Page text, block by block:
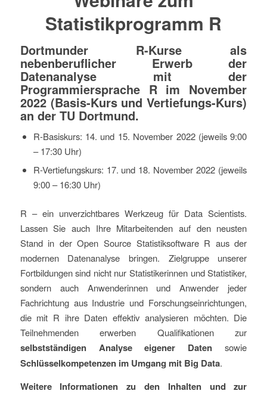
Statistikprogramm R
Dortmunder R-Kurse als
nebenberuflicher Erwerb der
Datenanalyse mit der
Programmiersprache R im November
2022 (Basis-Kurs und Vertiefungs-Kurs)
an der TU Dortmund.
R-Basiskurs: 14. und 15. November 2022 (jeweils 9:00
– 17:30 Uhr)
R-Vertiefungskurs: 17. und 18. November 2022 (jeweils
9:00 – 16:30 Uhr)
R – ein unverzichtbares Werkzeug für Data Scientists.
Lassen Sie auch Ihre Mitarbeitenden auf den neusten
Stand in der Open Source Statistiksoftware R aus der
modernen Datenanalyse bringen. Zielgruppe unserer
Fortbildungen sind nicht nur Statistikerinnen und Statistiker,
sondern auch Anwenderinnen und Anwender jeder
Fachrichtung aus Industrie und Forschungseinrichtungen,
die mit R ihre Daten effektiv analysieren möchten. Die
Teilnehmenden erwerben Qualifikationen zur
selbstständigen Analyse eigener Daten sowie
Schlüsselkompetenzen im Umgang mit Big Data.
Weitere Informationen zu den Inhalten und zur